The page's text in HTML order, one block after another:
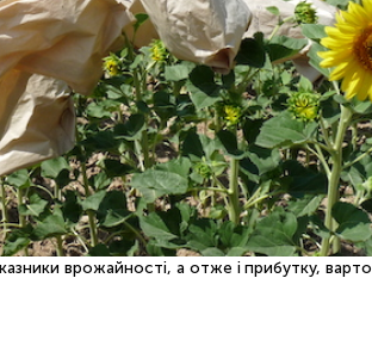
врожайності, а отже і прибутку,